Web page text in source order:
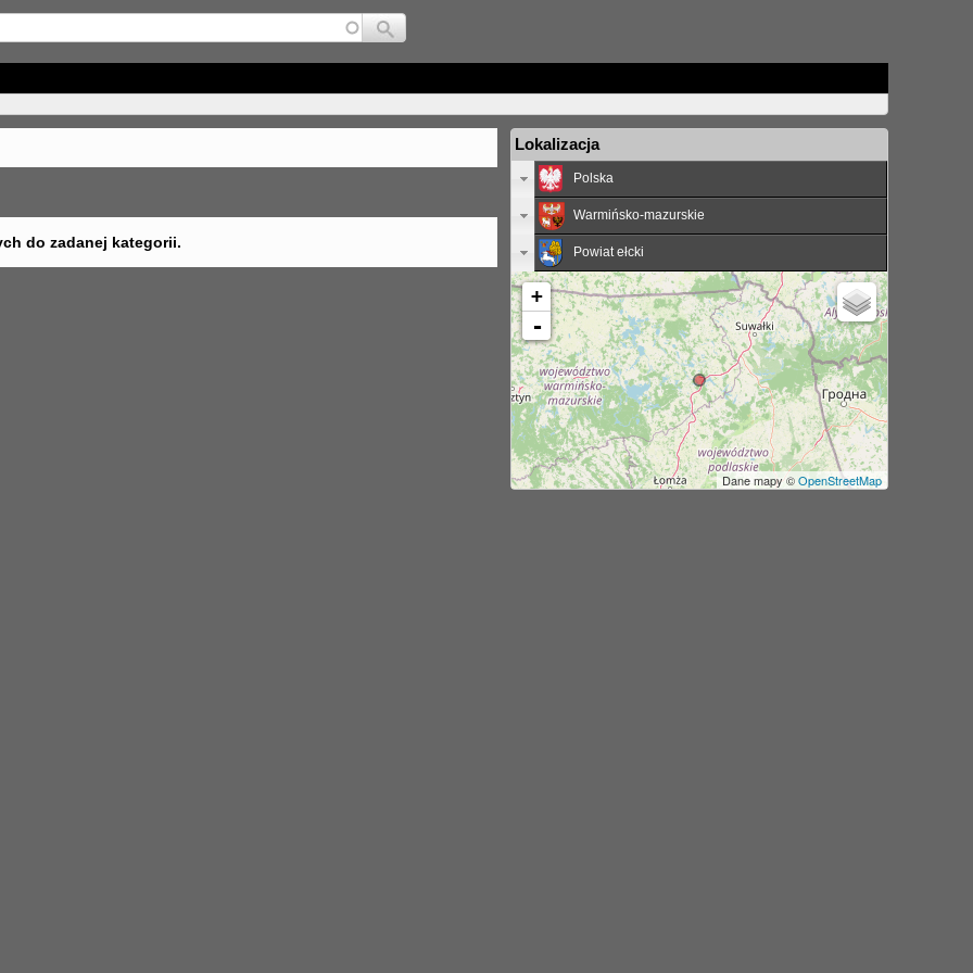
Jump to navigation
do zadanej kategorii.
Lokalizacja
Polska
Warmińsko-mazurskie
Powiat ełcki
+
-
Dane mapy ©OpenStreetMap